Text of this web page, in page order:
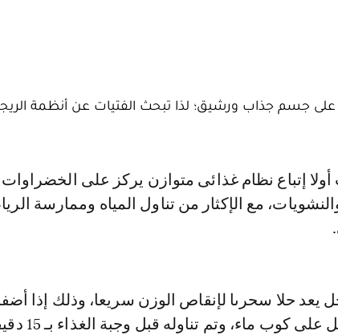
جسم جذاب ورشيق؛ لذا تبحث الفتيات عن أنظمة
مع الإكثار من تناول المياه وممارسة
ملاعق كبيرة من